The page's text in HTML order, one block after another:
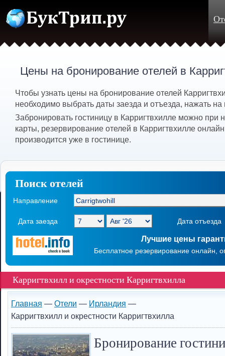
Цены на бронирование отелей в
Чтобы узнать цены на бронирование отелей
необходимо выбрать даты заезда и отъезда, нажать на
Забронировать гостиницу в Карригтвхилле можно при
карты, резервирование отелей в Карригтвхилле
производится уже в гостинице.
Поиск отелей
Направление
Дата заезда Дата отъезда
Лучшие цены
Бесплатное резервирование онлайн,
Карригтвхилл и окрестности Карригтвхилла
Главная — Отели — Ирландия —
Карригтвхилл и окрестности Карригтвхилла
Бронирование